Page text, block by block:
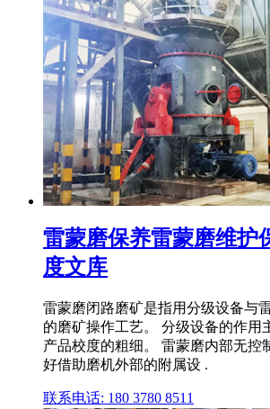
雷蒙磨保养雷蒙磨维护
度文库
雷蒙磨闭路磨矿是指用分级设备与
的磨矿操作工艺。 分级设备的作用
产品校度的粗细。 雷蒙磨内部无控
好借助磨机外部的附属设 .
联系电话: 180 3780 8511